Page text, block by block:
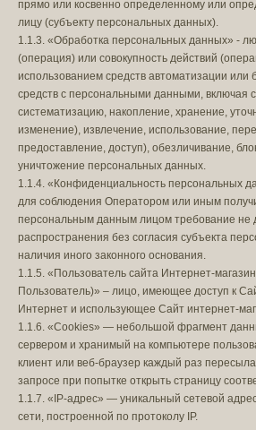
прямо или косвенно определенному или
лицу (субъекту персональных данных).
1.1.3. «Обработка персональных данных» -
(операция) или совокупность действий
использованием средств автоматизации или
средств с персональными данными, включая
систематизацию, накопление, хранение,
изменение), извлечение, использование,
предоставление, доступ), обезличивание,
уничтожение персональных данных.
1.1.4. «Конфиденциальность персональных
для соблюдения Оператором или иным
персональным данным лицом требование не
распространения без согласия субъекта
наличия иного законного основания.
1.1.5. «Пользователь сайта Интернет-
Пользователь)» – лицо, имеющее доступ к
Интернет и использующее Сайт интернет-
1.1.6. «Cookies» — небольшой фрагмент
сервером и хранимый на компьютере
клиент или веб-браузер каждый раз
запросе при попытке открыть страницу
1.1.7. «IP-адрес» — уникальный сетевой
сети, построенной по протоколу IP.